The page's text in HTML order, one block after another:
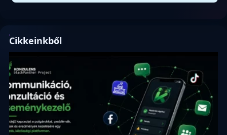
Cikkeinkből